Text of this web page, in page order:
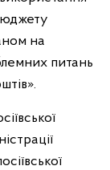
на
питань